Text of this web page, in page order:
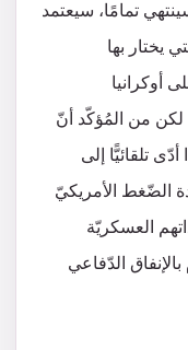
تمامًا، سيعتمد
يختار بها
أوكرانيا
لكن من المُؤكّد أنّ
تلقائيًّا إلى
الضّغط الأمريكيّ
العسكريّة
بالإنفاق الدّفاعي